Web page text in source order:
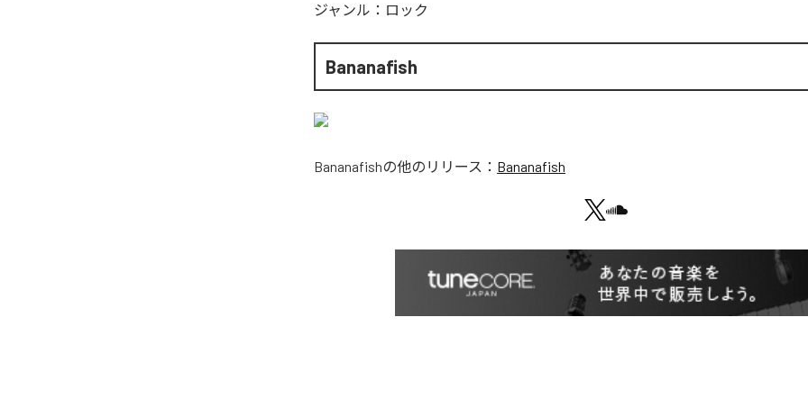
ジャンル： ロック
Bananafish
Bananafishの他のリリース： Bananafish